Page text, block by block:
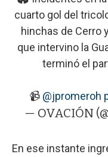
cuarto gol del
hinchas de Cerro
que intervino la
terminó el
📹 @jpromeroh
— OVACIÓN
En ese instante